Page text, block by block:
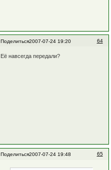
Поделиться 64
2007-07-24 19:20
Её навсегда передали?
Поделиться 65
2007-07-24 19:48